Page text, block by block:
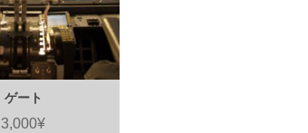
ゲート
3,000¥